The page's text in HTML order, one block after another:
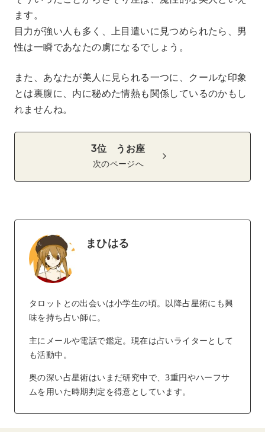
ます。
目力が強い人も多く、上目遣いに見つめられたら、男
性は一瞬であなたの虜になるでしょう。
また、あなたが美人に見られる一つに、クールな印象
とは裏腹に、内に秘めた情熱も関係しているのかもし
れませんね。
3位 うお座
次のページへ
まひはる
タロットとの出会いは小学生の頃。以降占星術にも興
味を持ち占い師に。
主にメールや電話で鑑定。現在は占いライターとして
も活動中。
奥の深い占星術はいまだ研究中で、3重円やハーフサ
ムを用いた時期判定を得意としています。